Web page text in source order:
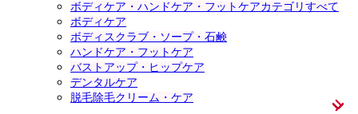
ボディケア・ハンドケア・フットケアカテゴリすべて
ボディケア
ボディスクラブ・ソープ・石鹸
ハンドケア・フットケア
バストアップ・ヒップケア
デンタルケア
脱毛除毛クリーム・ケア